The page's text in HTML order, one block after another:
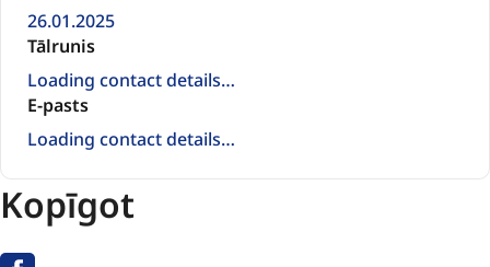
26.01.2025
Tālrunis
Loading contact details…
E-pasts
Loading contact details…
Kopīgot